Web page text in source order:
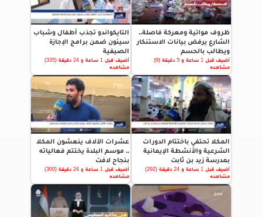
ظروف مواتية ومعركة فاصلة..
الشارع يرفض بيانات الاستنكار
ويطالب بالحسم
أضيف قبل 1 ساعة و 5 دقيقة (9)
مشاهده
التايكواندو تجذب أطفال وشباب
سيئون ضمن برامج الإجازة
الصيفية
أضيف قبل 1 ساعة و 24 دقيقة (335)
مشاهده
المكلا تحتفي باختتام الدورات
الشرعية والأنشطة الإيمانية
بمدرسة زيد بن ثابت
أضيف قبل 1 ساعة و 24 دقيقة (292)
مشاهده
عشرات الآلاف ينعشون المكلا
.. موسم البلدة يختتم فعالياته
بنجاح لافت
أضيف قبل 1 ساعة و 24 دقيقة (300)
مشاهده